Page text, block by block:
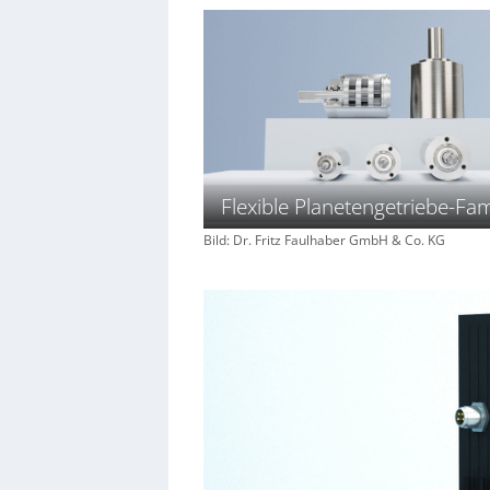
Flexible Planetengetriebe-
Bild: Dr. Fritz Faulhaber GmbH & Co. KG